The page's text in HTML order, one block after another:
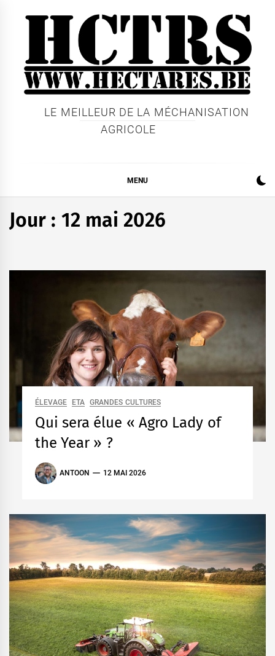
LE MEILLEUR DE LA MÉCHANISATION
AGRICOLE
MENU
Jour : 12 mai 2026
ÉLEVAGE ETA GRANDES CULTURES
Qui sera élue « Agro Lady of
the Year » ?
ANTOON 12 MAI 2026